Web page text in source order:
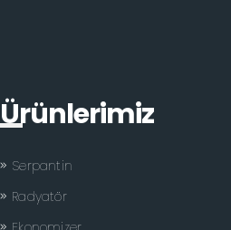
Ürünlerimiz
Serpantin
Radyatör